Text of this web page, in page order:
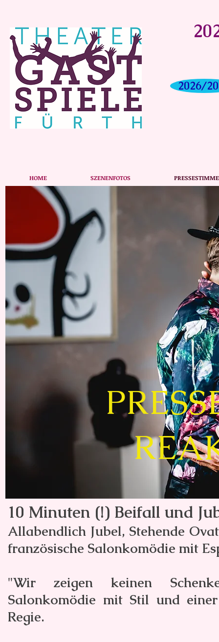
2026/
10 Minuten (!) Beifall und
Allabendlich Jubel, Stehende
französische Salonkomödie mit
"Wir zeigen keinen
Salonkomödie mit Stil und
Regie.
HOME SZENENFOTOS